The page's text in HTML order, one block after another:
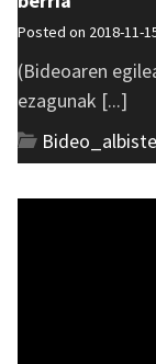
Posted on 2018-11-
(Bideoaren
ezagunak [...]